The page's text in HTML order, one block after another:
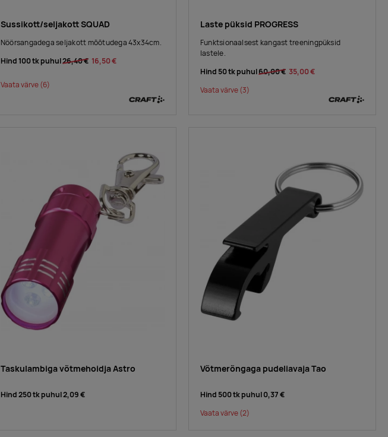
Sussikott/seljakott SQUAD
Nöörsangadega seljakott mõõtudega 43x34cm.
Hind 100 tk puhul26,40 € 16,50 €
Vaata värve(6)
Laste püksid PROGRESS
Funktsionaalsest kangast treeningpüksid
lastele.
Hind 50 tk puhul60,00 € 35,00 €
Vaata värve(3)
Taskulambiga võtmehoidja Astro
Hind 250 tk puhul2,09 €
Võtmerõngaga pudeliavaja Tao
Hind 500 tk puhul0,37 €
Vaata värve(2)